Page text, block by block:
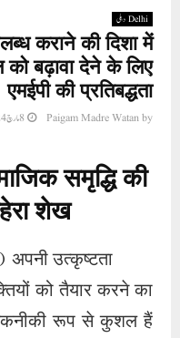
Delhi دہلی
कराने की दिशा में
को बढ़ावा देने के लिए
एमईपी की प्रतिबद्धता
by
Paigam Madre Watan 8 مارچ 2024
समृद्धि की
शेख
अपनी उत्कृष्टता
को तैयार करने का
रूप से कुशल हैं